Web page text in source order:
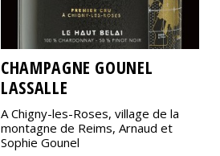
CHAMPAGNE GOUNEL
LASSALLE
A Chigny-les-Roses, village de la
montagne de Reims, Arnaud et
Sophie Gounel